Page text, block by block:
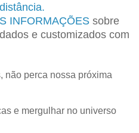
distância.
INFORMAÇÕES sobre
e customizados com
não perca nossa próxima
e mergulhar no universo